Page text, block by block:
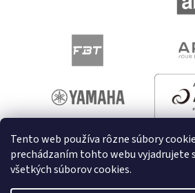
Tento web používa rôzne súbory
prechádzaním tohto webu vyjadrujete
všetkých súborov cookies.